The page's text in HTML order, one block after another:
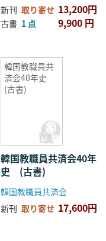
新刊 取り寄せ 13,200円
古書 1 点 9,900 円
韓国教職員共
済会40年史
(古書)
韓国教職員共済会40年
史 (古書)
韓国教職員共済会
新刊 取り寄せ 17,600円